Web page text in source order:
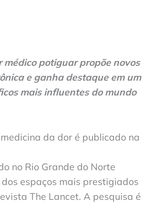
potiguar propõe novos
e ganha destaque em um
mais influentes do mundo
da dor é publicado na
no Rio Grande do Norte
espaços mais prestigiados
The Lancet. A pesquisa é